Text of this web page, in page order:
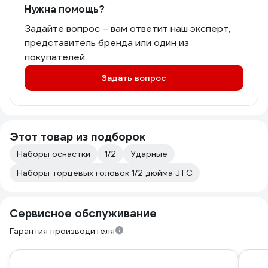
Нужна помощь?
Задайте вопрос – вам ответит наш эксперт,
представитель бренда или один из
покупателей
Задать вопрос
Этот товар из подборок
Наборы оснастки 1/2
Ударные
Наборы торцевых головок 1/2 дюйма JTC
Сервисное обслуживание
Гарантия производителя